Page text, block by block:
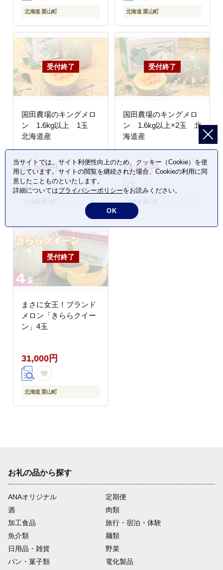
北海道 栗山町 北海道 栗山町
国田農場のキングメロ
ン 1.6kg以上 1玉
北海道産
11,000円
国田農場のキングメロ
ン 1.6kg以上×2玉 北
海道産
18,000円
北海道 栗山町
まさに女王！ブランド
メロン「きららクイー
ン」4玉
31,000円
北海道 栗山町
お礼の品から探す
ANAオリジナル
定期便
酒
肉類
加工食品
旅行・宿泊・体験
魚介類
麺類
日用品・雑貨
野菜
パン・菓子類
電化製品
当サイトでは、サイト利便性向上のため、クッキー（Cookie）を使
用しています。サイトの閲覧を継続された場合、Cookieの利用に同
意したことものといたします。
詳細についてはプライバシーポリシーをお読みください。
OK